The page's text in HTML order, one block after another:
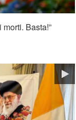
Basta!”